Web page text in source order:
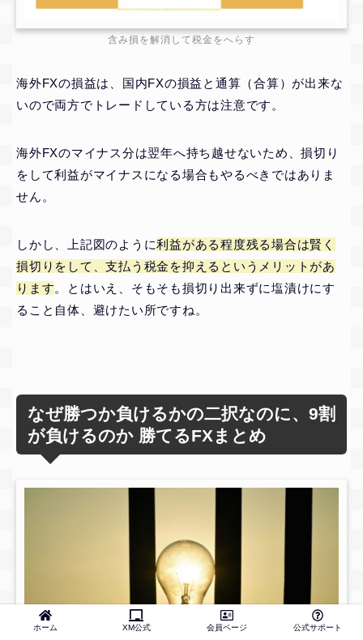
含み損を解消して税金をへらす
海外FXの損益は、国内FXの損益と通算（合算）が出来な
いので両方でトレードしている方は注意です。
海外FXのマイナス分は翌年へ持ち越せないため、損切り
をして利益がマイナスになる場合もやるべきではありま
せん。
しかし、上記図のように利益がある程度残る場合は賢く
損切りをして、支払う税金を抑えるというメリットがあ
ります。とはいえ、そもそも損切り出来ずに塩漬けにす
ること自体、避けたい所ですね。
なぜ勝つか負けるかの二択なのに、9割
が負けるのか 勝てるFXまとめ
ホーム XM公式 会員ページ 公式サポート